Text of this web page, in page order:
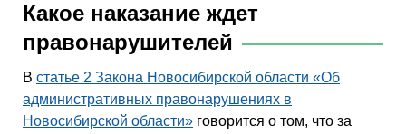
Какое наказание ждет
правонарушителей
В статье 2 Закона Новосибирской области «Об
административных правонарушениях в
Новосибирской области» говорится о том, что за